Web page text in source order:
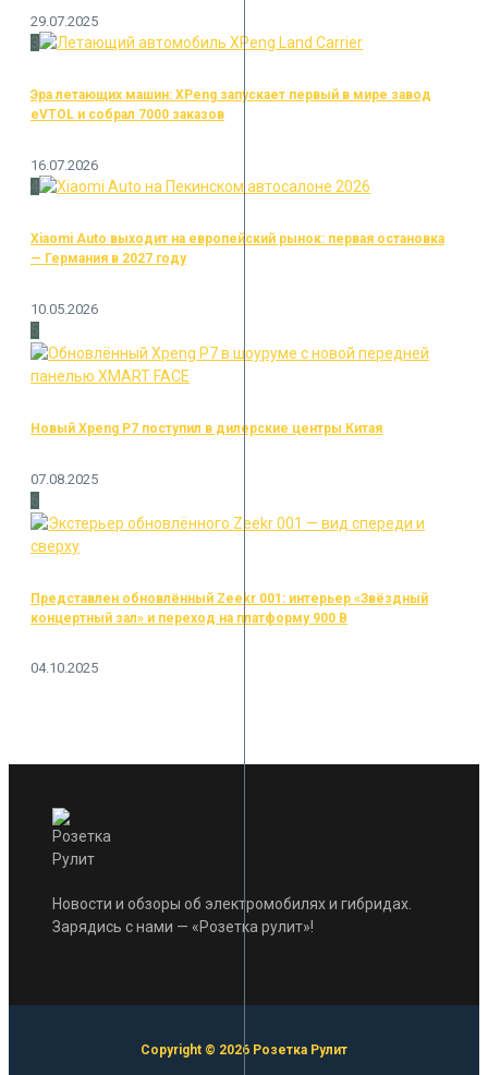
29.07.2025
3
Эра летающих машин: XPeng запускает первый в мире завод
eVTOL и собрал 7000 заказов
16.07.2026
4
Xiaomi Auto выходит на европейский рынок: первая остановка
— Германия в 2027 году
10.05.2026
5
Новый Xpeng P7 поступил в дилерские центры Китая
07.08.2025
6
Представлен обновлённый Zeekr 001: интерьер «Звёздный
концертный зал» и переход на платформу 900 В
04.10.2025
Новости и обзоры об электромобилях и гибридах.
Зарядись с нами — «Розетка рулит»!
Copyright © 2026 Розетка Рулит